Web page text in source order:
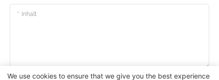
Inhalt
We use cookies to ensure that we give you the best experience